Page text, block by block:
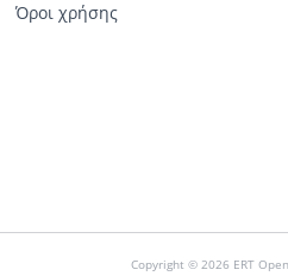
Όροι χρήσης
Copyright © 2026 ERT